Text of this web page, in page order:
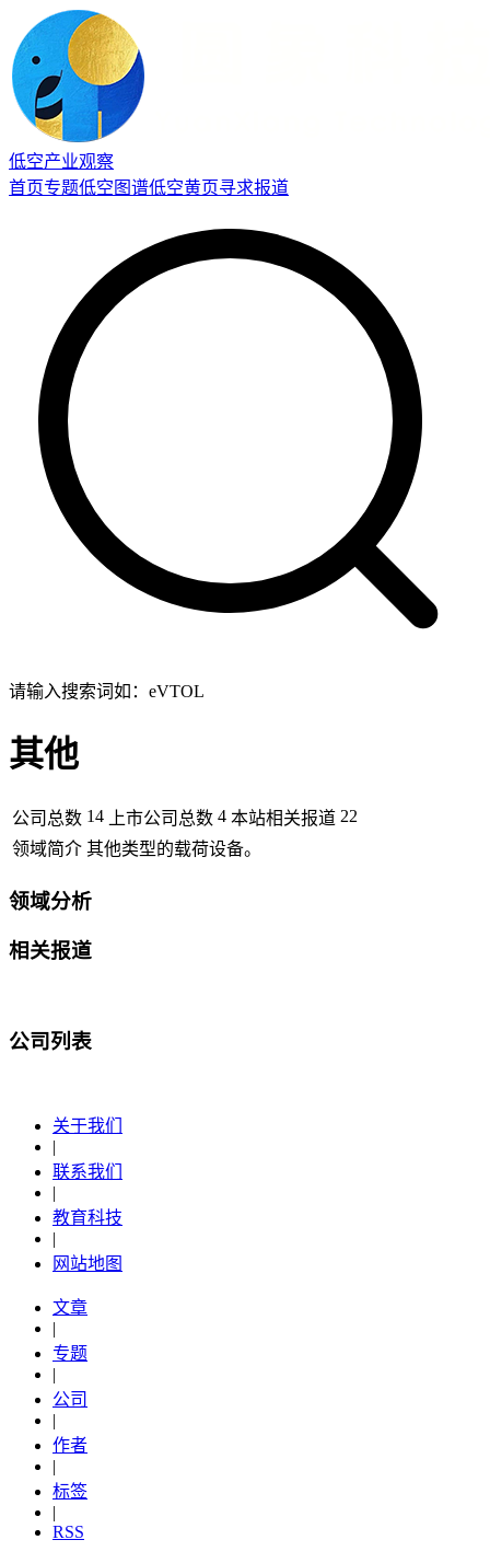
低空产业观察
首页专题低空图谱低空黄页寻求报道
请输入搜索词如：eVTOL
其他
公司总数 14 上市公司总数 4 本站相关报道 22
领域简介 其他类型的载荷设备。
领域分析
相关报道
公司列表
关于我们
联系我们
教育科技
网站地图
文章
专题
公司
作者
标签
RSS